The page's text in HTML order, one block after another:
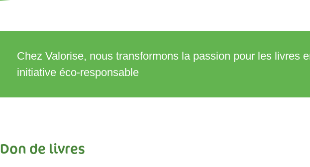
Chez Valorise, nous transformons la passion pour les livres
initiative éco-responsable
Don de livres